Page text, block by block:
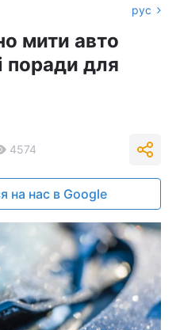
рус
мити авто
поради для
4574
на нас в Google